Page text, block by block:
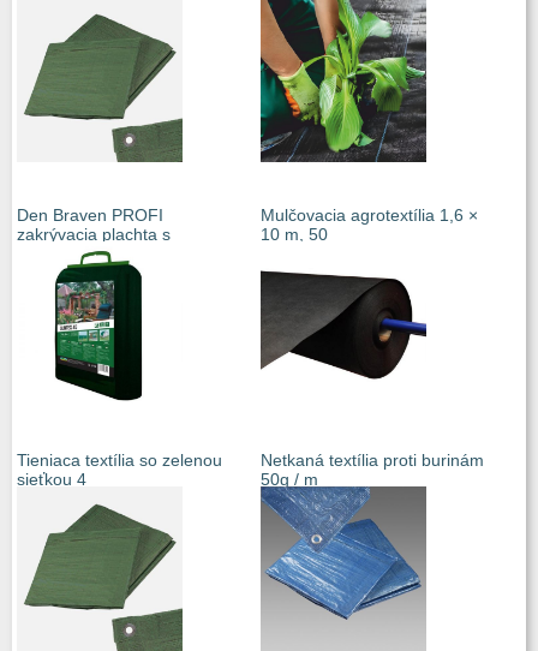
Den Braven PROFI
zakrývacia plachta s
Mulčovacia agrotextília 1,6 ×
10 m, 50
Tieniaca textília so zelenou
sieťkou 4
Netkaná textília proti burinám
50g / m